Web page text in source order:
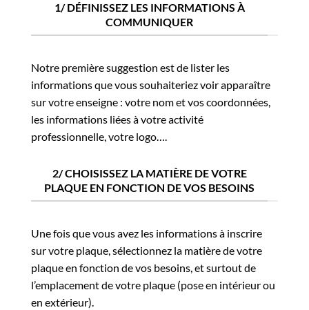
1/ DÉFINISSEZ LES INFORMATIONS À
COMMUNIQUER
Notre première suggestion est de lister les
informations que vous souhaiteriez voir apparaître
sur votre enseigne : votre nom et vos coordonnées,
les informations liées à votre activité
professionnelle, votre logo….
2/ CHOISISSEZ LA MATIÈRE DE VOTRE
PLAQUE EN FONCTION DE VOS BESOINS
Une fois que vous avez les informations à inscrire
sur votre plaque, sélectionnez la matière de votre
plaque en fonction de vos besoins, et surtout de
l’emplacement de votre plaque (pose en intérieur ou
en extérieur).